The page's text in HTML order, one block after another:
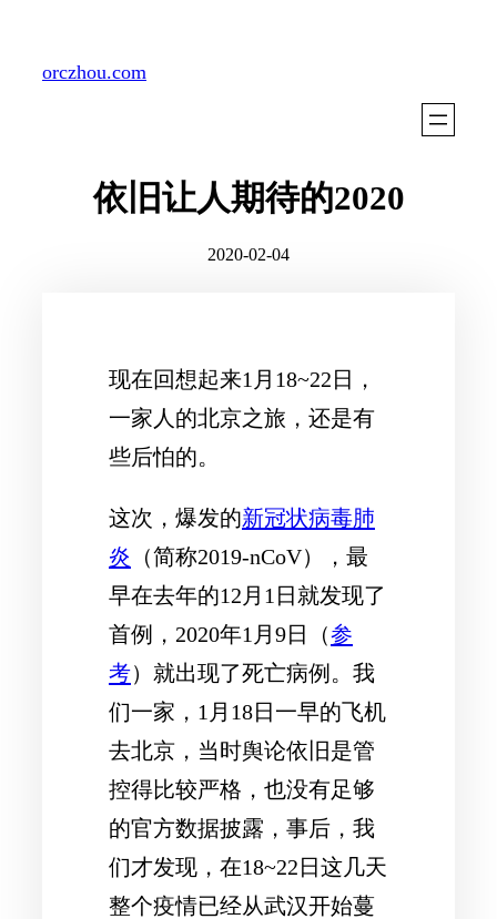
orczhou.com
依旧让人期待的2020
2020-02-04
现在回想起来1月18~22日，
一家人的北京之旅，还是有
些后怕的。
这次，爆发的新冠状病毒肺
炎 （简称2019-nCoV），最
早在去年的12月1日就发现了
首例，2020年1月9日（参
考）就出现了死亡病例。我
们一家，1月18日一早的飞机
去北京，当时舆论依旧是管
控得比较严格，也没有足够
的官方数据披露，事后，我
们才发现，在18~22日这几天
整个疫情已经从武汉开始蔓